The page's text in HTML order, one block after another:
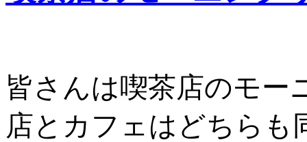
皆さんは喫茶店のモー
店とカフェはどちらも